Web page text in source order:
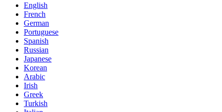
English
French
German
Portuguese
Spanish
Russian
Japanese
Korean
Arabic
Irish
Greek
Turkish